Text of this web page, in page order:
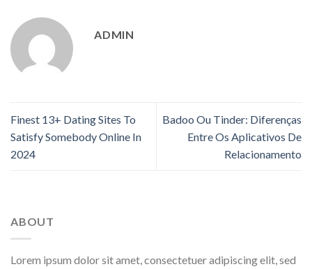
ADMIN
Finest 13+ Dating Sites To
Satisfy Somebody Online In
2024
Badoo Ou Tinder: Diferenças
Entre Os Aplicativos De
Relacionamento
ABOUT
Lorem ipsum dolor sit amet, consectetuer adipiscing elit, sed